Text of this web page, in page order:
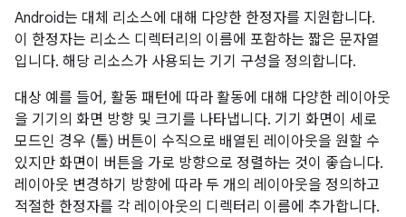
Android는 대체 리소스에 대해 다양한 한정자를 지원합니다.
이 한정자는 리소스 디렉터리의 이름에 포함하는 짧은 문자열
입니다. 해당 리소스가 사용되는 기기 구성을 정의합니다.
대상 예를 들어, 활동 패턴에 따라 활동에 대해 다양한 레이아웃
을 기기의 화면 방향 및 크기를 나타냅니다. 기기 화면이 세로
모드인 경우 (톨) 버튼이 수직으로 배열된 레이아웃을 원할 수
있지만 화면이 버튼을 가로 방향으로 정렬하는 것이 좋습니다.
레이아웃 변경하기 방향에 따라 두 개의 레이아웃을 정의하고
적절한 한정자를 각 레이아웃의 디렉터리 이름에 추가합니다.